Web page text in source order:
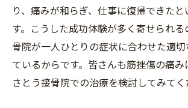
り、痛みが和らぎ、仕事に復帰できた
す。こうした成功体験が多く寄せられ
骨院が一人ひとりの症状に合わせた適
ているからです。皆さんも筋挫傷の痛み
さとう接骨院での治療を検討してみてく